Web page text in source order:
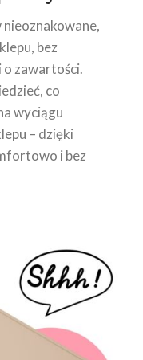
bez
zawartości.
co
wyciągu
– dzięki
i bez